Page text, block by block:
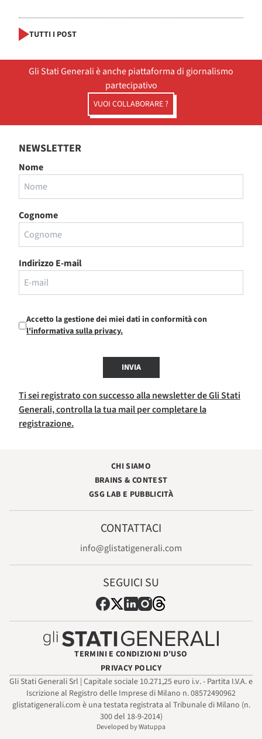
TUTTI I POST
Gli Stati Generali è anche piattaforma di giornalismo
partecipativo
VUOI COLLABORARE ?
NEWSLETTER
Nome
Cognome
Indirizzo E-mail
Accetto la gestione dei miei dati in conformità con
l'informativa sulla privacy.
INVIA
Ti sei registrato con successo alla newsletter de Gli Stati
Generali, controlla la tua mail per completare la
registrazione.
CHI SIAMO
BRAINS & CONTEST
GSG LAB E PUBBLICITÀ
CONTATTACI
info@glistatigenerali.com
SEGUICI SU
TERMINI E CONDIZIONI D’USO
PRIVACY POLICY
Gli Stati Generali Srl | Capitale sociale 10.271,25 euro i.v. - Partita I.V.A. e
Iscrizione al Registro delle Imprese di Milano n. 08572490962
glistatigenerali.com è una testata registrata al Tribunale di Milano (n.
300 del 18-9-2014)
Developed by Watuppa